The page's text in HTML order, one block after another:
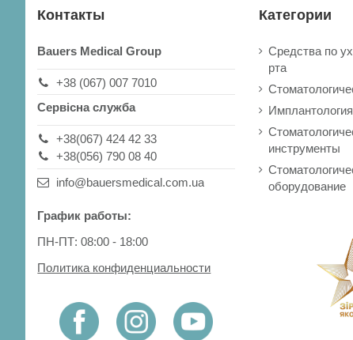
Контакты
Bauers Medical Group
+38 (067) 007 7010
Сервісна служба
+38(067) 424 42 33
+38(056) 790 08 40
info@bauersmedical.com.ua
График работы:
ПН-ПТ: 08:00 - 18:00
Политика конфиденциальности
Категории
Средства по
рта
Имплантология
инструменты
оборудование